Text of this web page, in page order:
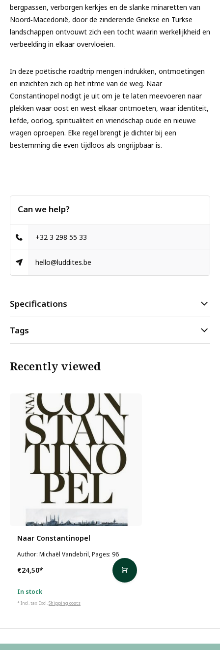
bergpassen, verborgen kerkjes en de slanke minaretten van
Noord‑Macedonië, door de zinderende Griekse en Turkse
landschappen ontvouwt zich een tocht waarin werkelijkheid en
verbeelding in elkaar overvloeien.
In deze poëtische roadtrip mengen indrukken, ontmoetingen
en inzichten zich op het ritme van de weg. Naar
Constantinopel nodigt je uit om je te laten meevoeren naar
plekken waar oost en west elkaar ontmoeten, waar identiteit,
liefde, oorlog, spiritualiteit en vriendschap oude en nieuwe
vragen oproepen. Elke regel brengt je dichter bij een
bestemming die even tijdloos als ongrijpbaar is.
Can we help?
+32 3 298 55 33
hello@luddites.be
Specifications
Tags
Recently viewed
Naar Constantinopel
Author: Michaël Vandebril, Pages: 96
€24,50*
In stock
* Incl. tax Excl.Shipping costs